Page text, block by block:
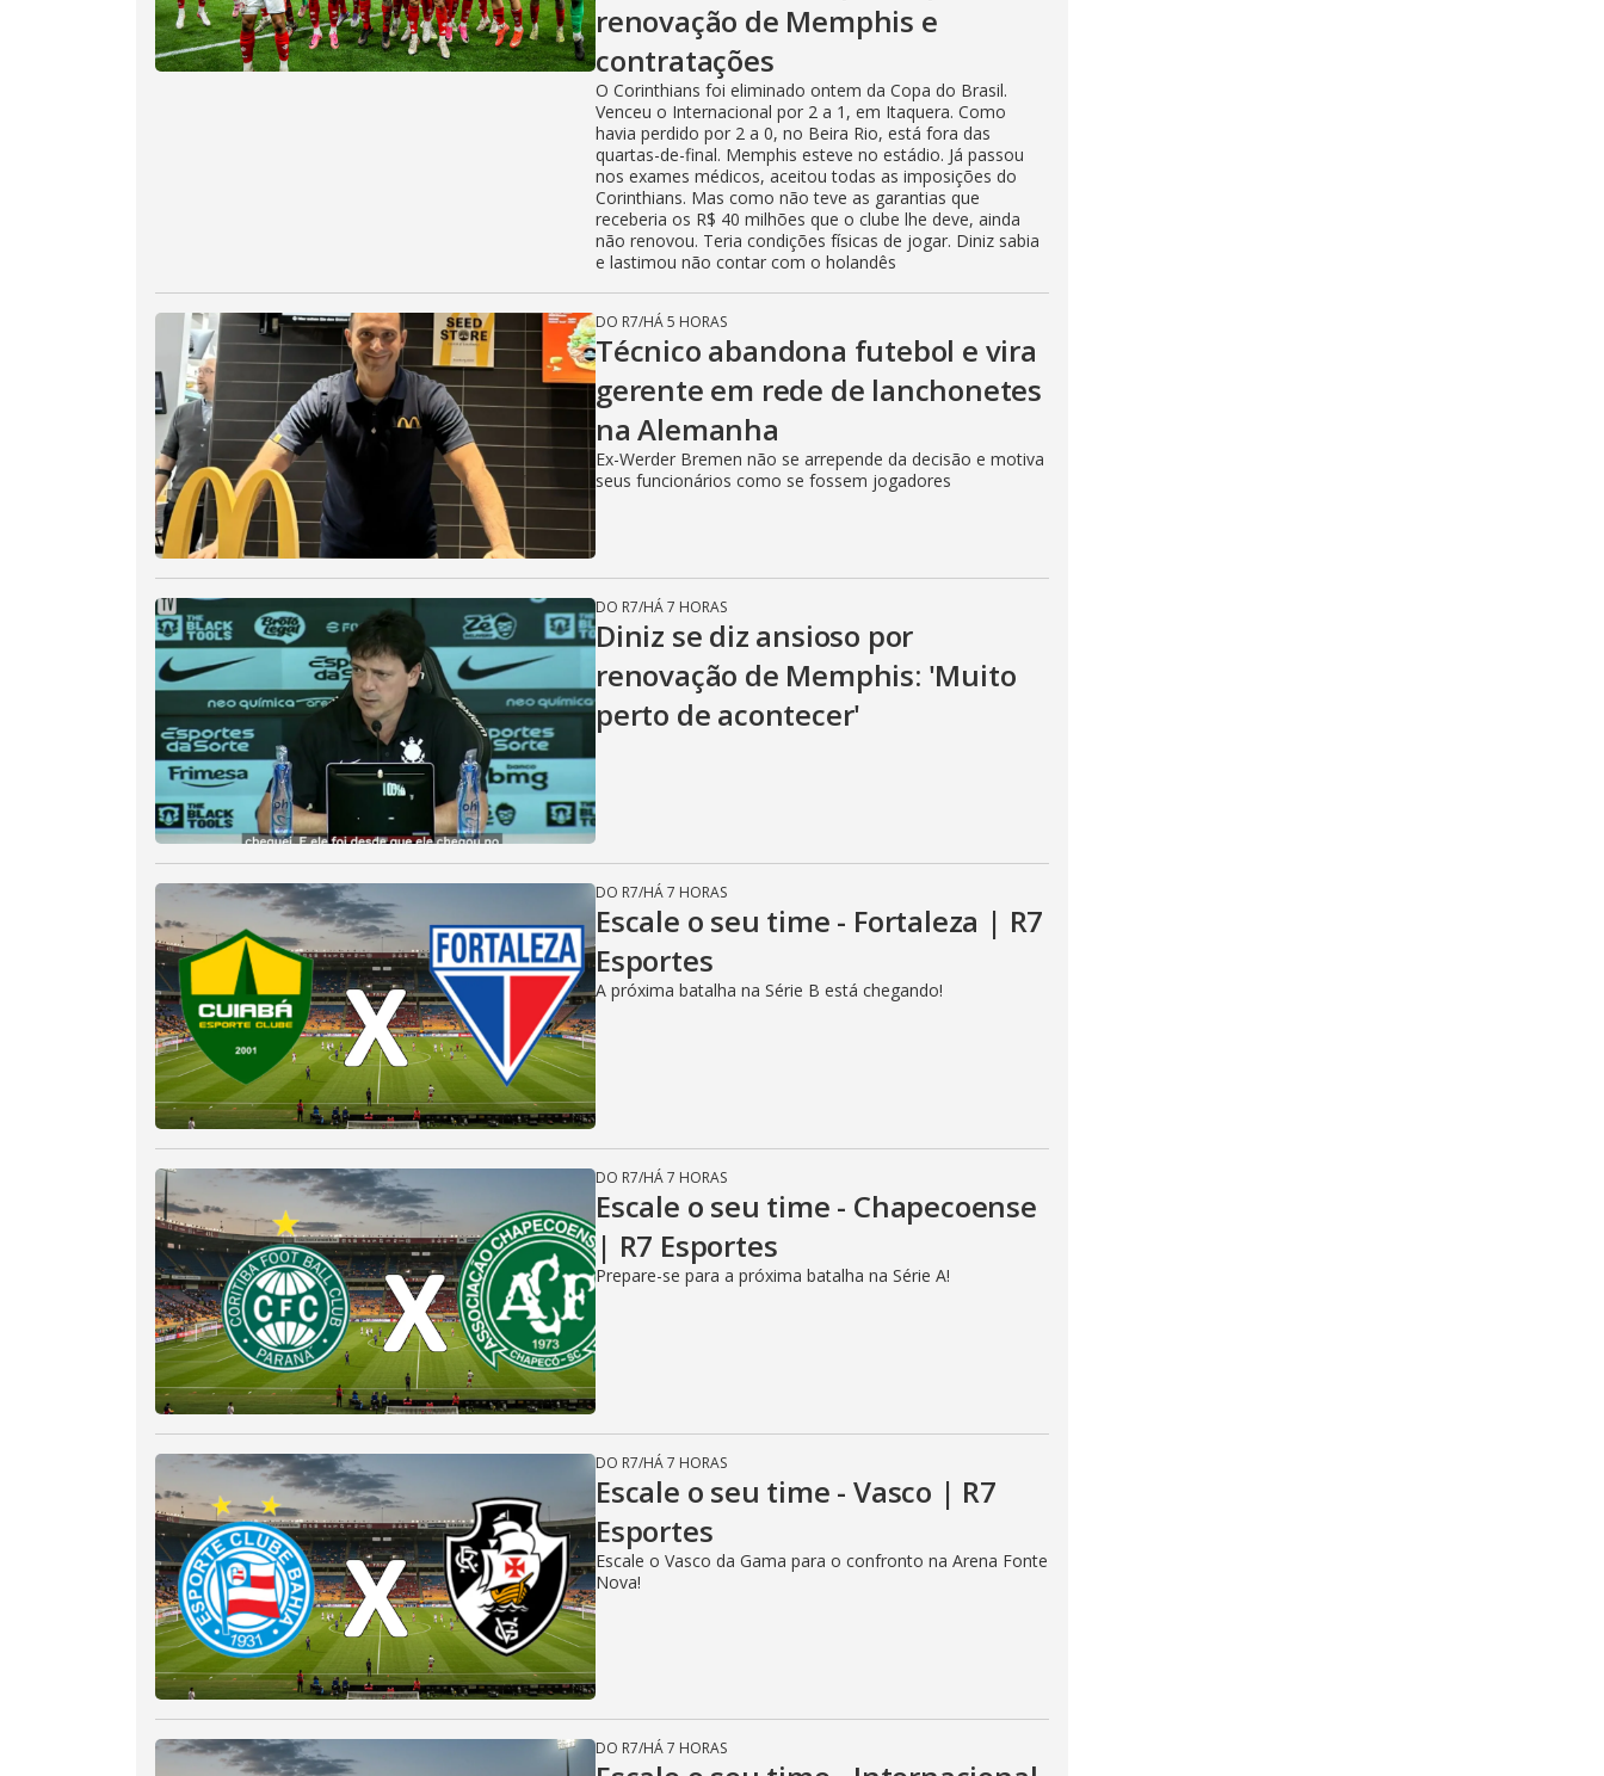
renovação de Memphis e
contratações
O Corinthians foi eliminado ontem da Copa do Brasil.
Venceu o Internacional por 2 a 1, em Itaquera. Como
havia perdido por 2 a 0, no Beira Rio, está fora das
quartas-de-final. Memphis esteve no estádio. Já passou
nos exames médicos, aceitou todas as imposições do
Corinthians. Mas como não teve as garantias que
receberia os R$ 40 milhões que o clube lhe deve, ainda
não renovou. Teria condições físicas de jogar. Diniz sabia
e lastimou não contar com o holandês
DO R7/HÁ 5 HORAS
Técnico abandona futebol e vira
gerente em rede de lanchonetes
na Alemanha
Ex-Werder Bremen não se arrepende da decisão e motiva
seus funcionários como se fossem jogadores
DO R7/HÁ 7 HORAS
Diniz se diz ansioso por
renovação de Memphis: 'Muito
perto de acontecer'
DO R7/HÁ 7 HORAS
Escale o seu time - Fortaleza | R7
Esportes
A próxima batalha na Série B está chegando!
DO R7/HÁ 7 HORAS
Escale o seu time - Chapecoense
| R7 Esportes
Prepare-se para a próxima batalha na Série A!
DO R7/HÁ 7 HORAS
Escale o seu time - Vasco | R7
Esportes
Escale o Vasco da Gama para o confronto na Arena Fonte
Nova!
DO R7/HÁ 7 HORAS